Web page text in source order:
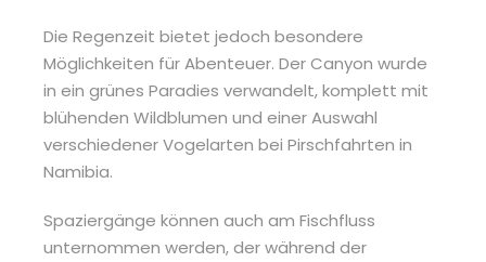
Die Regenzeit bietet jedoch besondere
Möglichkeiten für Abenteuer. Der Canyon wurde
in ein grünes Paradies verwandelt, komplett mit
blühenden Wildblumen und einer Auswahl
verschiedener Vogelarten bei Pirschfahrten in
Namibia.
Spaziergänge können auch am Fischfluss
unternommen werden, der während der